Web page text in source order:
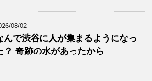
08/02
んで渋谷に人が集まるようになっ
？ 奇跡の水があったから